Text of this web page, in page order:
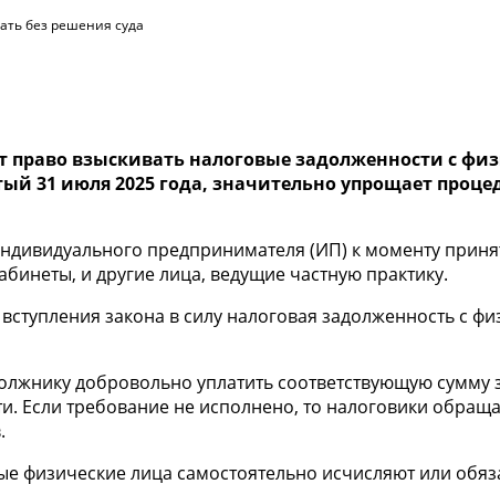
без решения суда
право взыскивать налоговые задолженности с
31 июля 2025 года, значительно упрощает
предпринимателя (ИП) к моменту
и другие лица, ведущие частную практику.
закона в силу налоговая задолженность с
добровольно уплатить соответствующую
Если требование не исполнено, то налоговики
физические лица самостоятельно исчисляют или